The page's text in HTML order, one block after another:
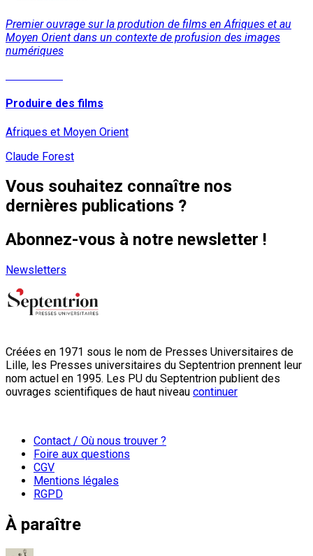
Premier ouvrage sur la prodution de films en Afriques et au
Moyen Orient dans un contexte de profusion des images
numériques
Produire des films
Afriques et Moyen Orient
Claude Forest
Vous souhaitez connaître nos
dernières publications ?
Abonnez-vous à notre newsletter !
Newsletters
Créées en 1971 sous le nom de Presses Universitaires de
Lille, les Presses universitaires du Septentrion prennent leur
nom actuel en 1995. Les PU du Septentrion publient des
ouvrages scientifiques de haut niveau continuer
Contact / Où nous trouver ?
Foire aux questions
CGV
Mentions légales
RGPD
À paraître